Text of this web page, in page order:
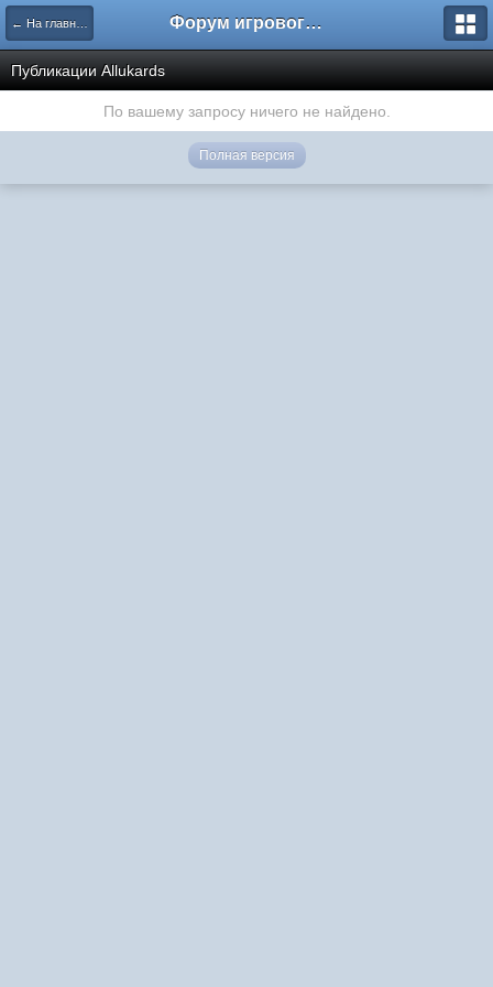
← На главную Форум игрового проекта Riverrise
Публикации Аllukards
По вашему запросу ничего не найдено.
Полная версия